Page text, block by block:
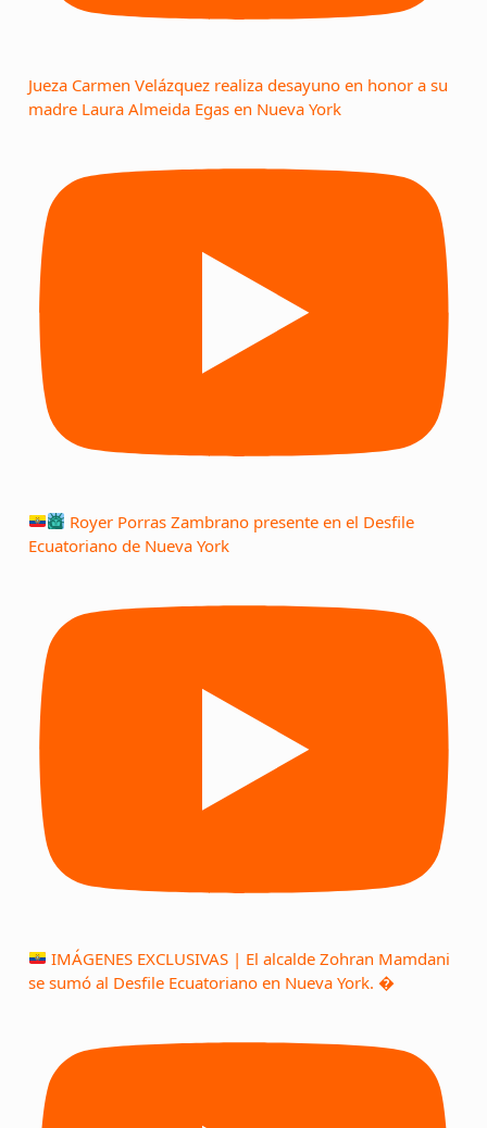
Jueza Carmen Velázquez realiza desayuno en honor a su
madre Laura Almeida Egas en Nueva York
Royer Porras Zambrano presente en el Desfile
Ecuatoriano de Nueva York
IMÁGENES EXCLUSIVAS | El alcalde Zohran Mamdani
se sumó al Desfile Ecuatoriano en Nueva York. �